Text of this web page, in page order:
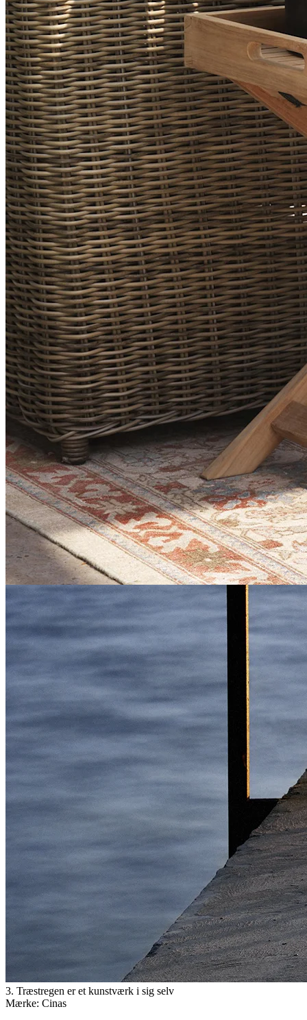
og vores leverandører udvikler fortsat nye former og nye designs.
Alt fra lige og stilrene møbler til innovative møbler fyldt med
detaljer, der vækker interesse. Djurö loungestol og Djurö
fodskammel fra Skargaarden er blot en af ​​alle de smukke former i
vores sortiment.
3. Træstregen er et kunstværk i sig selv
Mærke: Cinas